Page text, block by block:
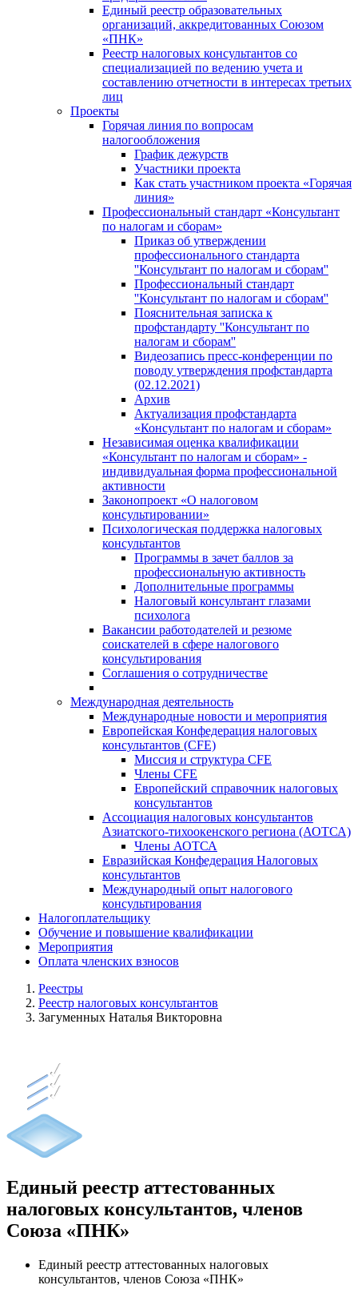
Единый реестр образовательных
организаций, аккредитованных Союзом
«ПНК»
Реестр налоговых консультантов со
специализацией по ведению учета и
составлению отчетности в интересах третьих
лиц
Проекты
Горячая линия по вопросам
налогообложения
График дежурств
Участники проекта
Как стать участником проекта «Горячая
линия»
Профессиональный стандарт «Консультант
по налогам и сборам»
Приказ об утверждении
профессионального стандарта
''Консультант по налогам и сборам''
Профессиональный стандарт
''Консультант по налогам и сборам''
Пояснительная записка к
профстандарту ''Консультант по
налогам и сборам''
Видеозапись пресс-конференции по
поводу утверждения профстандарта
(02.12.2021)
Архив
Актуализация профстандарта
«Консультант по налогам и сборам»
Независимая оценка квалификации
«Консультант по налогам и сборам» -
индивидуальная форма профессиональной
активности
Законопроект «О налоговом
консультировании»
Психологическая поддержка налоговых
консультантов
Программы в зачет баллов за
профессиональную активность
Дополнительные программы
Налоговый консультант глазами
психолога
Вакансии работодателей и резюме
соискателей в сфере налогового
консультирования
Соглашения о сотрудничестве
Международная деятельность
Международные новости и мероприятия
Европейская Конфедерация налоговых
консультантов (CFE)
Миссия и структура CFE
Члены CFE
Европейский справочник налоговых
консультантов
Ассоциация налоговых консультантов
Азиатского-тихоокенского региона (АОТСА)
Члены АОТСА
Евразийская Конфедерация Налоговых
консультантов
Международный опыт налогового
консультирования
Налогоплательщику
Обучение и повышение квалификации
Мероприятия
Оплата членских взносов
Реестры
Реестр налоговых консультантов
Загуменных Наталья Викторовна
Единый реестр аттестованных
налоговых консультантов, членов
Союза «ПНК»
Единый реестр аттестованных налоговых
консультантов, членов Союза «ПНК»